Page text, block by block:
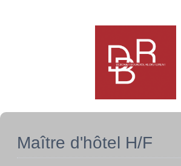
Maître d'hôtel H/F